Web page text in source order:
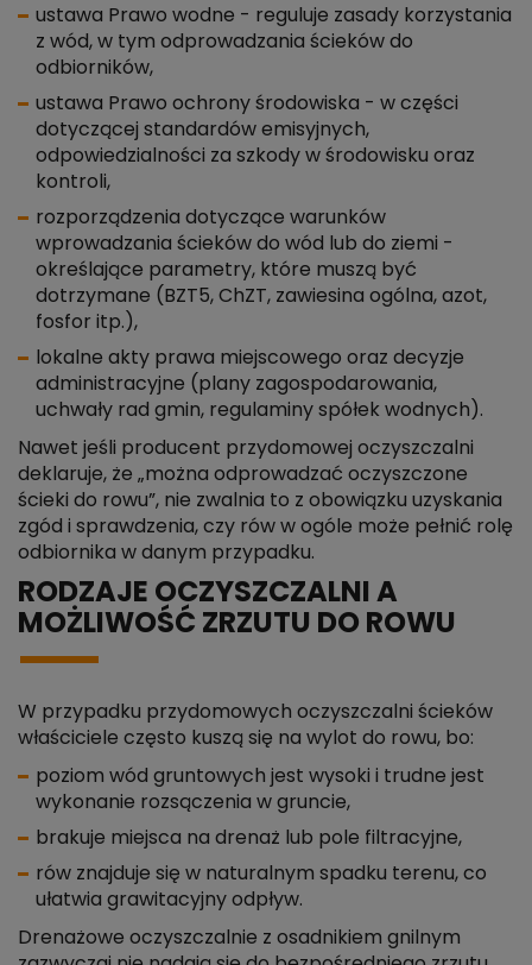
ustawa Prawo wodne - reguluje zasady korzystania
z wód, w tym odprowadzania ścieków do
odbiorników,
ustawa Prawo ochrony środowiska - w części
dotyczącej standardów emisyjnych,
odpowiedzialności za szkody w środowisku oraz
kontroli,
rozporządzenia dotyczące warunków
wprowadzania ścieków do wód lub do ziemi -
określające parametry, które muszą być
dotrzymane (BZT5, ChZT, zawiesina ogólna, azot,
fosfor itp.),
lokalne akty prawa miejscowego oraz decyzje
administracyjne (plany zagospodarowania,
uchwały rad gmin, regulaminy spółek wodnych).
Nawet jeśli producent przydomowej oczyszczalni
deklaruje, że „można odprowadzać oczyszczone
ścieki do rowu”, nie zwalnia to z obowiązku uzyskania
zgód i sprawdzenia, czy rów w ogóle może pełnić rolę
odbiornika w danym przypadku.
RODZAJE OCZYSZCZALNI A
MOŻLIWOŚĆ ZRZUTU DO ROWU
W przypadku przydomowych oczyszczalni ścieków
właściciele często kuszą się na wylot do rowu, bo:
poziom wód gruntowych jest wysoki i trudne jest
wykonanie rozsączenia w gruncie,
brakuje miejsca na drenaż lub pole filtracyjne,
rów znajduje się w naturalnym spadku terenu, co
ułatwia grawitacyjny odpływ.
Drenażowe oczyszczalnie z osadnikiem gnilnym